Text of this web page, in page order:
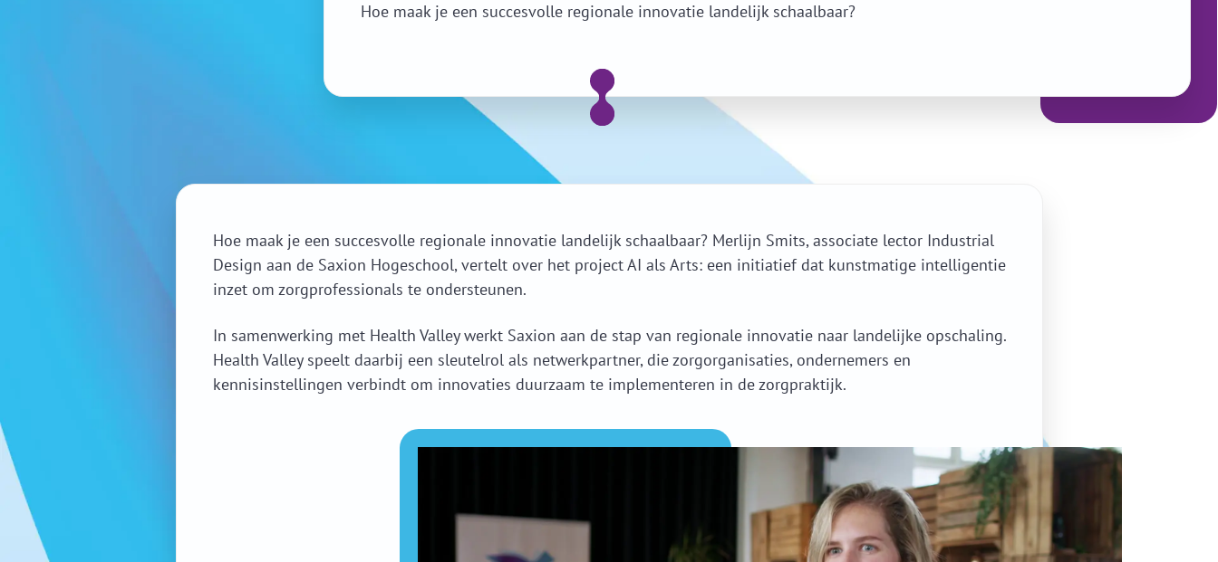
Hoe maak je een succesvolle regionale innovatie landelijk schaalbaar?
Hoe maak je een succesvolle regionale innovatie landelijk schaalbaar? Merlijn Smits, associate lector Industrial
Design aan de Saxion Hogeschool, vertelt over het project AI als Arts: een initiatief dat kunstmatige intelligentie
inzet om zorgprofessionals te ondersteunen.
In samenwerking met Health Valley werkt Saxion aan de stap van regionale innovatie naar landelijke opschaling.
Health Valley speelt daarbij een sleutelrol als netwerkpartner, die zorgorganisaties, ondernemers en
kennisinstellingen verbindt om innovaties duurzaam te implementeren in de zorgpraktijk.